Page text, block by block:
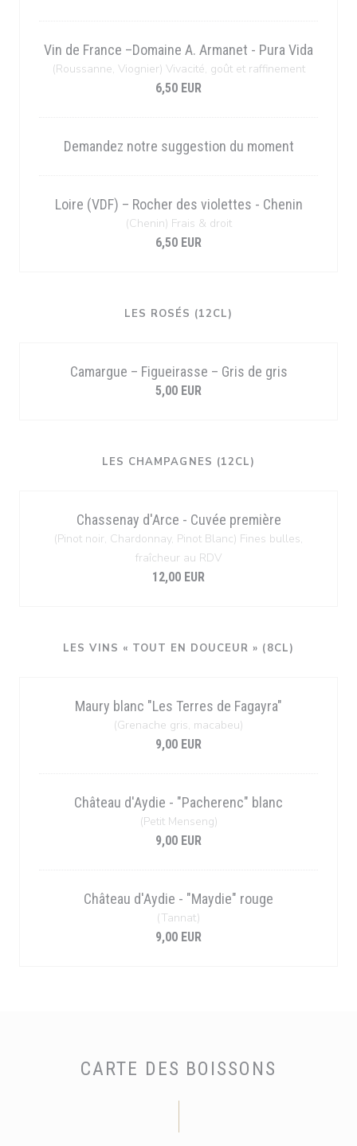
Vin de France –Domaine A. Armanet - Pura Vida
(Roussanne, Viognier) Vivacité, goût et raffinement
6,50 EUR
Demandez notre suggestion du moment
Loire (VDF) – Rocher des violettes - Chenin
(Chenin) Frais & droit
6,50 EUR
LES ROSÉS (12CL)
Camargue – Figueirasse – Gris de gris
5,00 EUR
LES CHAMPAGNES (12CL)
Chassenay d'Arce - Cuvée première
(Pinot noir, Chardonnay, Pinot Blanc) Fines bulles,
fraîcheur au RDV
12,00 EUR
LES VINS « TOUT EN DOUCEUR » (8CL)
Maury blanc "Les Terres de Fagayra"
(Grenache gris, macabeu)
9,00 EUR
Château d'Aydie - "Pacherenc" blanc
(Petit Menseng)
9,00 EUR
Château d'Aydie - "Maydie" rouge
(Tannat)
9,00 EUR
CARTE DES BOISSONS